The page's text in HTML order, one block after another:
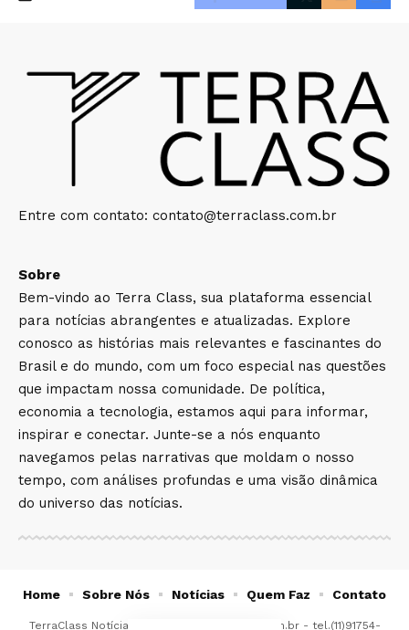
Entre com contato: contato@terraclass.com.br
Sobre
Bem-vindo ao Terra Class, sua plataforma essencial
para notícias abrangentes e atualizadas. Explore
conosco as histórias mais relevantes e fascinantes do
Brasil e do mundo, com um foco especial nas questões
que impactam nossa comunidade. De política,
economia a tecnologia, estamos aqui para informar,
inspirar e conectar. Junte-se a nós enquanto
navegamos pelas narrativas que moldam o nosso
tempo, com análises profundas e uma visão dinâmica
do universo das notícias.
TerraClass Notícias - contato@terraclass.com.br- tel.(11)91754-
Home Sobre Nós Notícias Quem Faz Contato